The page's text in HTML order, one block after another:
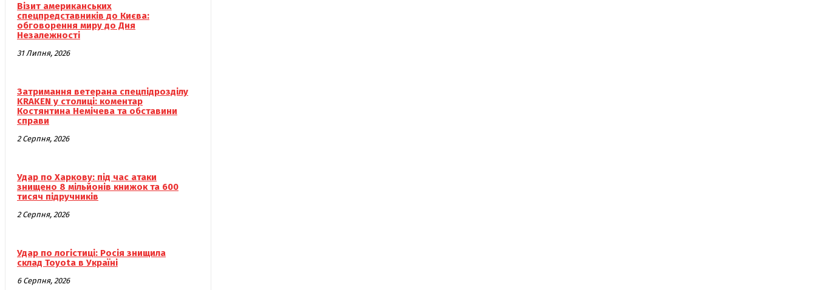
Візит американських
спецпредставників до Києва:
обговорення миру до Дня
Незалежності
31 Липня, 2026
Затримання ветерана спецпідрозділу
KRAKEN у столиці: коментар
Костянтина Немічева та обставини
справи
2 Серпня, 2026
Удар по Харкову: під час атаки
знищено 8 мільйонів книжок та 600
тисяч підручників
2 Серпня, 2026
Удар по логістиці: Росія знищила
склад Toyota в Україні
6 Серпня, 2026